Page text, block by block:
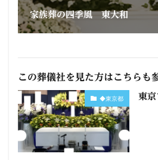
家族葬の四季風 東大和
この葬儀社を見た方はこちらも
◆東京都 東京